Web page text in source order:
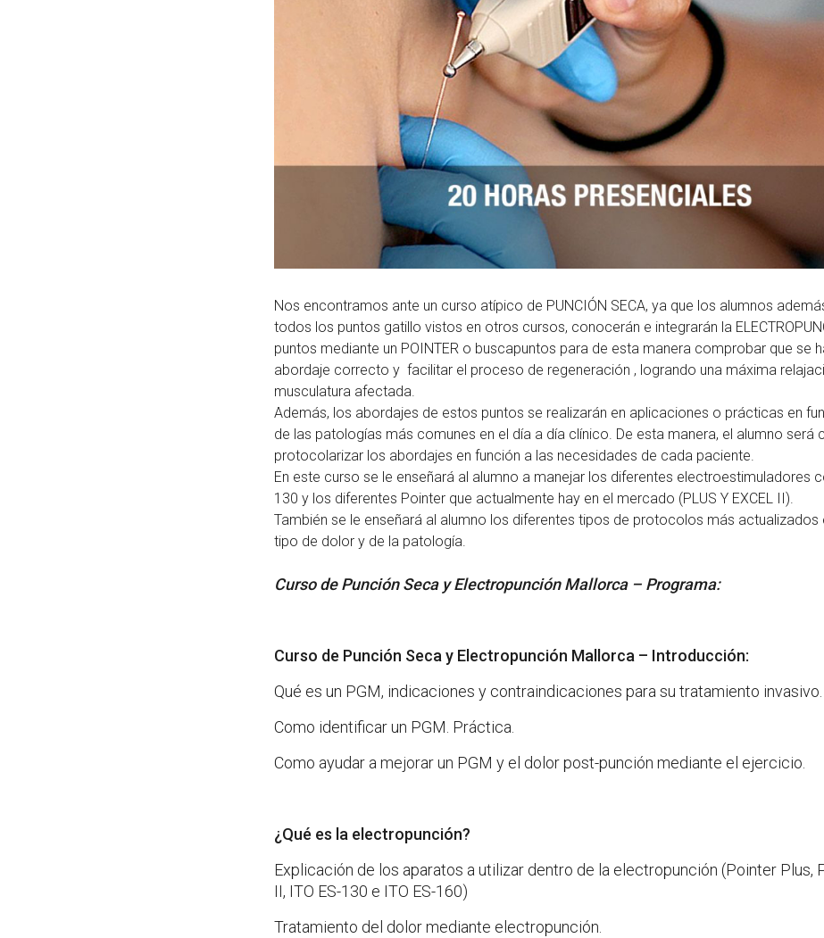
Nos encontramos ante un curso atípico de PUNCIÓN SECA, ya que los alumnos
todos los puntos gatillo vistos en otros cursos, conocerán e integrarán la
puntos mediante un POINTER o buscapuntos para de esta manera comprobar que se
abordaje correcto y facilitar el proceso de regeneración , logrando una máxima
musculatura afectada.
Además, los abordajes de estos puntos se realizarán en aplicaciones o prácticas en
de las patologías más comunes en el día a día clínico. De esta manera, el alumno será
protocolarizar los abordajes en función a las necesidades de cada paciente.
En este curso se le enseñará al alumno a manejar los diferentes electroestimuladores
130 y los diferentes Pointer que actualmente hay en el mercado (PLUS Y EXCEL II).
También se le enseñará al alumno los diferentes tipos de protocolos más actualizados
tipo de dolor y de la patología.
Curso de Punción Seca y Electropunción Mallorca – Programa:
Curso de Punción Seca y Electropunción Mallorca – Introducción:
Qué es un PGM, indicaciones y contraindicaciones para su tratamiento invasivo.
Como identificar un PGM. Práctica.
Como ayudar a mejorar un PGM y el dolor post-punción mediante el ejercicio.
¿Qué es la electropunción?
Explicación de los aparatos a utilizar dentro de la electropunción (Pointer Plus,
II, ITO ES-130 e ITO ES-160)
Tratamiento del dolor mediante electropunción.